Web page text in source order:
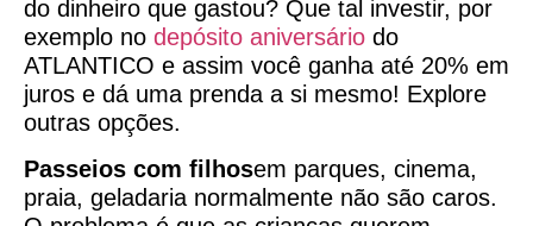
exemplo no depósito aniversário do
ATLANTICO e assim você ganha até 20% em
juros e dá uma prenda a si mesmo! Explore
outras opções.
Passeios com filhosem parques, cinema,
praia, geladaria normalmente não são caros.
O problema é que as crianças querem